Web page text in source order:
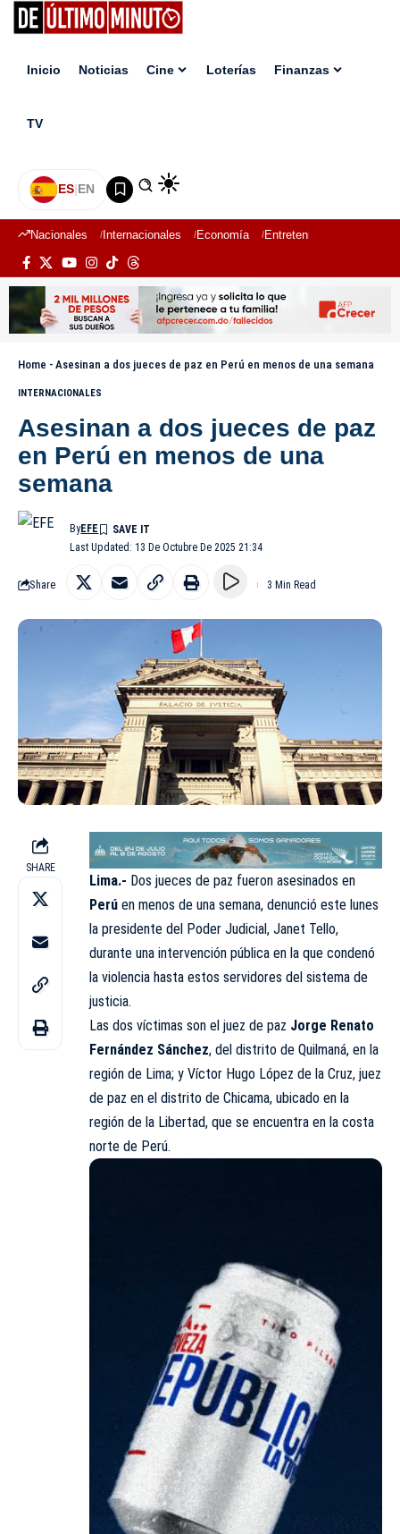
Inicio Noticias Cine Loterías Finanzas
TV
ES|EN
Nacionales Internacionales Economía Entretenimiento
Home - Asesinan a dos jueces de paz en Perú en menos de una semana
INTERNACIONALES
Asesinan a dos jueces de paz
en Perú en menos de una
semana
Last Updated: 13 De Octubre De 2025 21:34
ByEFE
Share 3 Min Read
SHARE
Lima.- Dos jueces de paz fueron asesinados en
Perú en menos de una semana, denunció este lunes
la presidente del Poder Judicial, Janet Tello,
durante una intervención pública en la que condenó
la violencia hasta estos servidores del sistema de
justicia.
Las dos víctimas son el juez de paz Jorge Renato
Fernández Sánchez, del distrito de Quilmaná, en la
región de Lima; y Víctor Hugo López de la Cruz, juez
de paz en el distrito de Chicama, ubicado en la
región de la Libertad, que se encuentra en la costa
norte de Perú.